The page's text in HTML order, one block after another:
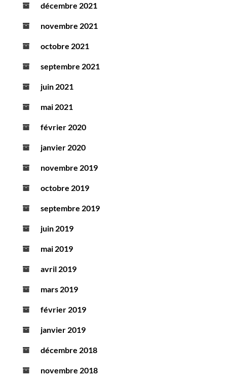
décembre 2021
novembre 2021
octobre 2021
septembre 2021
juin 2021
mai 2021
février 2020
janvier 2020
novembre 2019
octobre 2019
septembre 2019
juin 2019
mai 2019
avril 2019
mars 2019
février 2019
janvier 2019
décembre 2018
novembre 2018